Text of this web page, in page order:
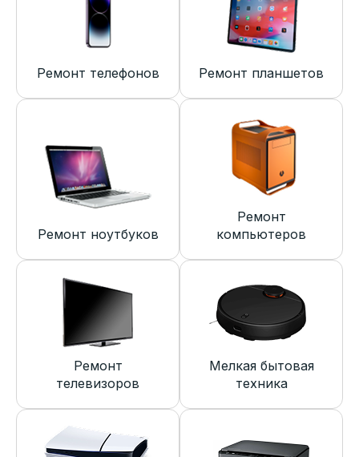
Ремонт телефонов Ремонт планшетов
Ремонт ноутбуков
Ремонт
компьютеров
Ремонт
телевизоров
Мелкая бытовая
техника